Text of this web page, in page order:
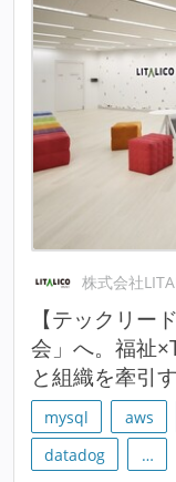
株式会社
【テックリー
会」へ。福祉
と組織を牽引
mysql aws
datadog
…